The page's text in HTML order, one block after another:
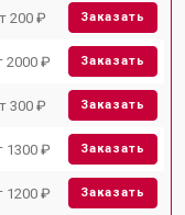
200 ₽ Заказать
2000 ₽ Заказать
300 ₽ Заказать
1300 ₽ Заказать
1200 ₽ Заказать